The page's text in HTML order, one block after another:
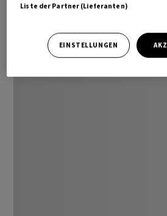
AMS Osram-2.5%(Samsung)
Burckhardt-1.9%
Liste der Partner (Lieferanten)
EINSTELLUNGEN